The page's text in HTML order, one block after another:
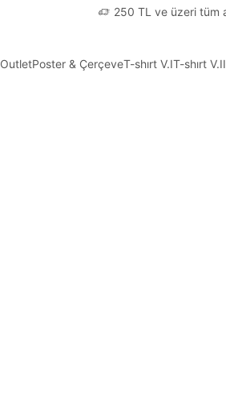
OutletPoster & ÇerçeveT-shırt V.IT-shırt V.II